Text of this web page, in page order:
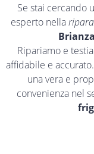
Se stai cercando
esperto nella
Brianza
Ripariamo e
affidabile e
una vera e
convenienza nel